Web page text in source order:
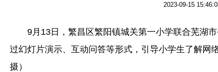
2023-09-15
9月13日，繁昌区繁阳镇城关第一小学联合芜湖市
过幻灯片演示、互动问答等形式，引导小学生了解网
摄）